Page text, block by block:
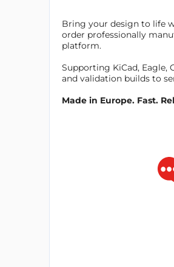
Bring your design to life
order professionally
platform.
Supporting KiCad, Eagle,
and validation builds to
Made in Europe. Fast.